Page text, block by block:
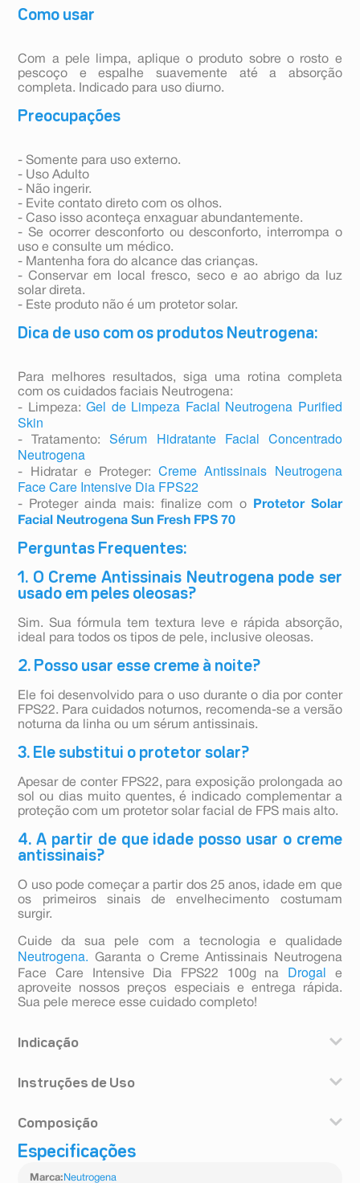
Como usar
Com a pele limpa, aplique o produto sobre o rosto e
pescoço e espalhe suavemente até a absorção
completa. Indicado para uso diurno.
Preocupações
- Somente para uso externo.
- Uso Adulto
- Não ingerir.
- Evite contato direto com os olhos.
- Caso isso aconteça enxaguar abundantemente.
- Se ocorrer desconforto ou desconforto, interrompa o
uso e consulte um médico.
- Mantenha fora do alcance das crianças.
- Conservar em local fresco, seco e ao abrigo da luz
solar direta.
- Este produto não é um protetor solar.
Dica de uso com os produtos Neutrogena:
Para melhores resultados, siga uma rotina completa
com os cuidados faciais Neutrogena:
- Limpeza:Gel de Limpeza Facial Neutrogena Purified
Skin
- Tratamento:
Sérum Hidratante Facial Concentrado
Neutrogena
- Hidratar e Proteger:Creme Antissinais Neutrogena
Face Care Intensive Dia FPS22
- Proteger ainda mais: finalize com o
Protetor Solar
Facial Neutrogena Sun Fresh FPS 70
Perguntas Frequentes:
1. O Creme Antissinais Neutrogena pode ser
usado em peles oleosas?
Sim. Sua fórmula tem textura leve e rápida absorção,
ideal para todos os tipos de pele, inclusive oleosas.
2. Posso usar esse creme à noite?
Ele foi desenvolvido para o uso durante o dia por conter
FPS22. Para cuidados noturnos, recomenda-se a versão
noturna da linha ou um sérum antissinais.
3. Ele substitui o protetor solar?
Apesar de conter FPS22, para exposição prolongada ao
sol ou dias muito quentes, é indicado complementar a
proteção com um protetor solar facial de FPS mais alto.
4. A partir de que idade posso usar o creme
antissinais?
O uso pode começar a partir dos 25 anos, idade em que
os primeiros sinais de envelhecimento costumam
surgir.
Cuide da sua pele com a tecnologia e qualidade
Neutrogena. Garanta o Creme Antissinais Neutrogena
Face Care Intensive Dia FPS22 100g na Drogal e
aproveite nossos preços especiais e entrega rápida.
Sua pele merece esse cuidado completo!
Indicação
Instruções de Uso
pescoço e espalhe suavemente até a absorção
Composição
Água, homosalato, octocrileno, glicerina, benzoato de
metoxidibenzoilmetano, copolímero de
Especificações
Marca: Neutrogena